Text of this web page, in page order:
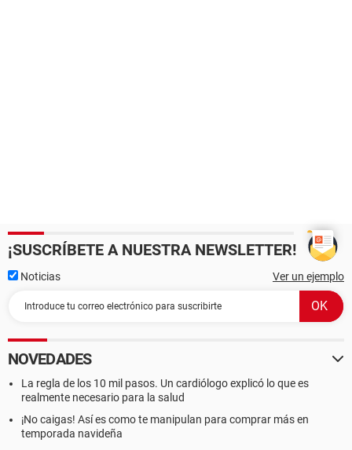
¡SUSCRÍBETE A NUESTRA NEWSLETTER!
Noticias Ver un ejemplo
NOVEDADES
La regla de los 10 mil pasos. Un cardiólogo explicó lo que es
realmente necesario para la salud
¡No caigas! Así es como te manipulan para comprar más en
temporada navideña